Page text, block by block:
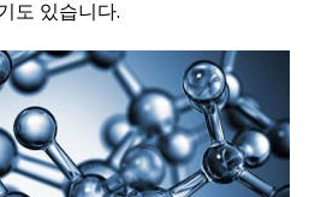
도 있습니다.